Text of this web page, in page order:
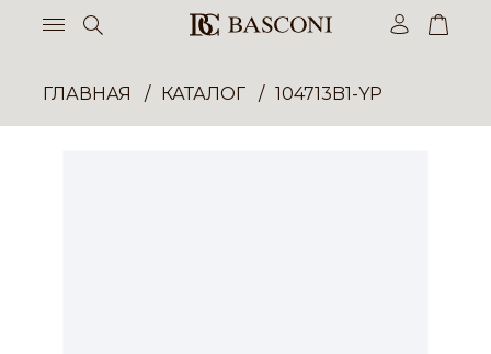
ГЛАВНАЯ КАТАЛОГ 104713B1-YP